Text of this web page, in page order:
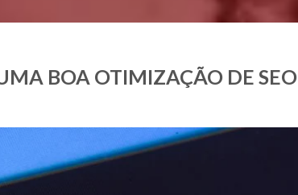
BOA OTIMIZAÇÃO DE SEO